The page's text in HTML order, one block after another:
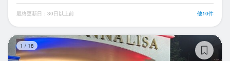
最終更新日：30日以上前 他10件
1 / 18